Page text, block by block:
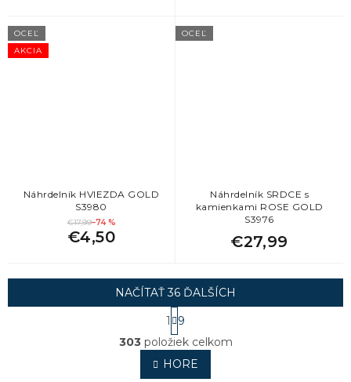
AKCIA
OCEĽ
Náhrdelník HVIEZDA GOLD
S3980
€17,99–74 %
€4,50
OCEĽ
Náhrdelník SRDCE s
kamienkami ROSE GOLD
S3976
€27,99
O
v
l
NAČÍTAŤ 36 ĎALŠÍCH
S
t
r
á
n
1
9
303položiek celkom
HORE